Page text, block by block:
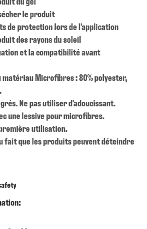
le produit
de protection lors de l'application
des rayons du soleil
et la compatibilité avant
matériau Microfibres : 80% polyester,
Ne pas utiliser d'adoucissant.
une lessive pour microfibres.
utilisation.
fait que les produits peuvent déteindre